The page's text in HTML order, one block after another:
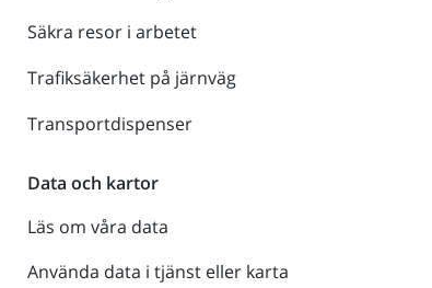
Säkra resor i arbetet
Trafiksäkerhet på järnväg
Transportdispenser
Data och kartor
Läs om våra data
Använda data i tjänst eller karta